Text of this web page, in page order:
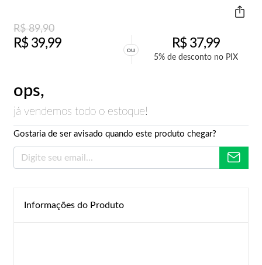
R$89,90
R$39,99 ou R$37,99
5% de desconto no PIX
ops,
já vendemos todo o estoque!
Gostaria de ser avisado quando este produto chegar?
Informações do Produto